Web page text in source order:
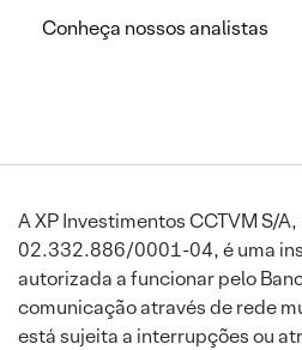
Conheça nossos analistas
A XP Investimentos CCTVM S/
02.332.886/0001-04, é uma
autorizada a funcionar pelo
comunicação através de rede
está sujeita a interrupções ou